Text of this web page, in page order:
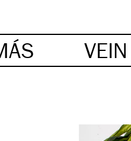
VEIN